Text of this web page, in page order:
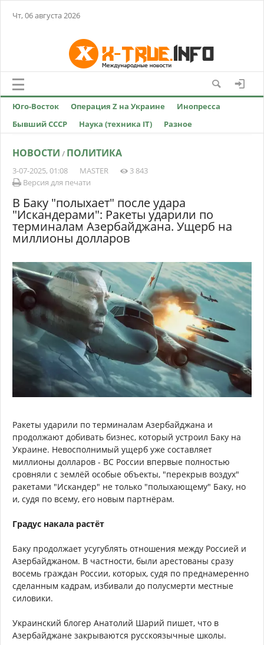
Чт, 06 августа 2026
Юго-Восток Операция Z на Украине
Инопресса
Бывший СССР
Наука (техника IT) Разное
НОВОСТИ / ПОЛИТИКА
3-07-2025, 01:08 MASTER
3 843
Версия для печати
В Баку "полыхает" после удара
"Искандерами": Ракеты ударили по
терминалам Азербайджана. Ущерб на
миллионы долларов
Ракеты ударили по терминалам Азербайджана и
продолжают добивать бизнес, который устроил Баку на
Украине. Невосполнимый ущерб уже составляет
миллионы долларов - ВС России впервые полностью
сровняли с землёй особые объекты, "перекрыв воздух"
ракетами "Искандер" не только "полыхающему" Баку, но
и, судя по всему, его новым партнёрам.
Градус накала растёт
Баку продолжает усугублять отношения между Россией и
Азербайджаном. В частности, были арестованы сразу
восемь граждан России, которых, судя по преднамеренно
сделанным кадрам, избивали до полусмерти местные
силовики.
Украинский блогер Анатолий Шарий пишет, что в
Азербайджане закрываются русскоязычные школы.